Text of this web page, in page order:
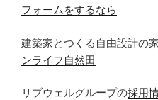
フォームをするなら
建築家とつくる自由設計の
ンライフ自然田
リブウェルグループの採用